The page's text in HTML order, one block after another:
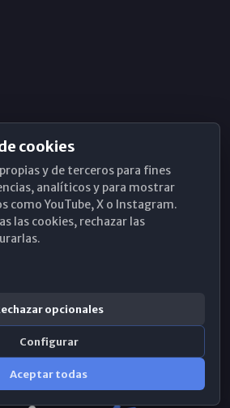
cookies
y de terceros para fines
analíticos y para mostrar
como YouTube, X o Instagram.
las cookies, rechazar las
opcionales
Configurar
Aceptar todas